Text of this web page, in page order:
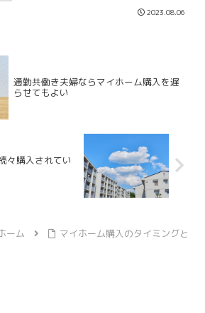
きていますので、致し方ないことなのか
なと思います。ただ大学を卒業した22歳
2023.08.06
通勤共働き夫婦ならマイホーム購入を遅
らせてもよい
々購入されてい
ーム
マイホーム購入のタイミングと